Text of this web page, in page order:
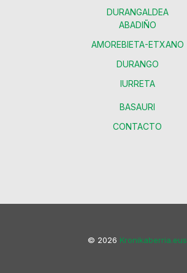
DURANGALDEA
ABADIÑO
AMOREBIETA-ETXANO
DURANGO
IURRETA
BASAURI
CONTACTO
© 2026 Kronikaberria.eus